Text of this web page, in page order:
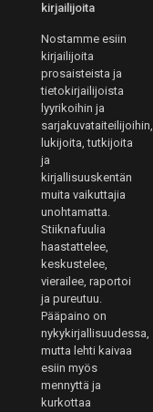
kirjailijoita
Nostamme esiin
kirjailijoita
prosaisteista ja
tietokirjailijoista
lyyrikoihin ja
sarjakuvataiteilijoihin,
lukijoita, tutkijoita
ja
kirjallisuuskentän
muita vaikuttajia
unohtamatta.
Stiiknafuulia
haastattelee,
keskustelee,
vierailee, raportoi
ja pureutuu.
Pääpaino on
nykykirjallisuudessa,
mutta lehti kaivaa
esiin myös
mennyttä ja
kurkottaa